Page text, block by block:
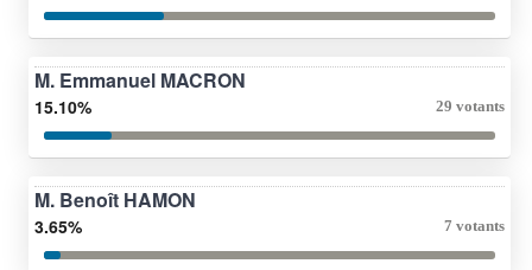
M. Emmanuel MACRON
15.10% 29 votants
M. Benoît HAMON
3.65% 7 votants